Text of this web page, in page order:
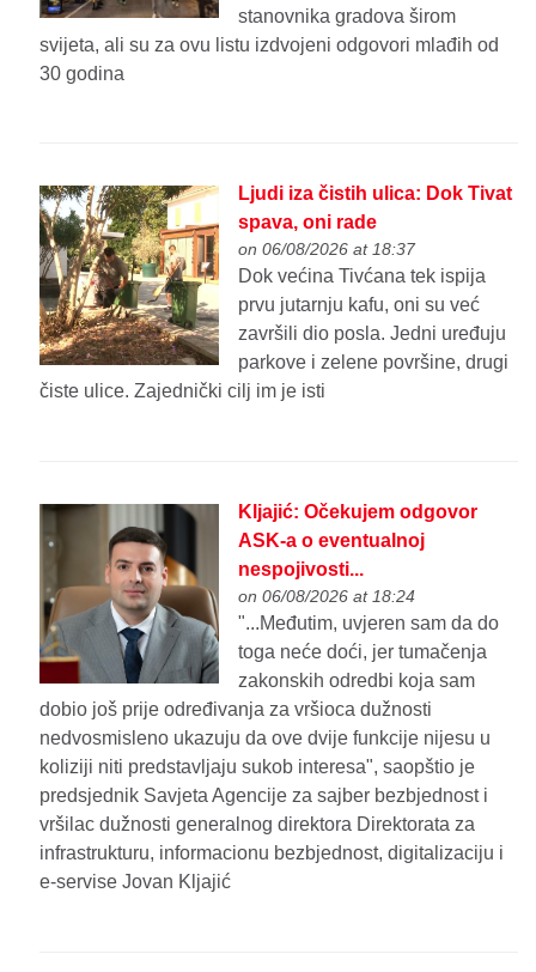
stanovnika gradova širom
svijeta, ali su za ovu listu izdvojeni odgovori mlađih od
30 godina
Ljudi iza čistih ulica: Dok Tivat
spava, oni rade
on 06/08/2026 at 18:37
Dok većina Tivćana tek ispija
prvu jutarnju kafu, oni su već
završili dio posla. Jedni uređuju
parkove i zelene površine, drugi
čiste ulice. Zajednički cilj im je isti
Kljajić: Očekujem odgovor
ASK-a o eventualnoj
nespojivosti...
on 06/08/2026 at 18:24
"...Međutim, uvjeren sam da do
toga neće doći, jer tumačenja
zakonskih odredbi koja sam
dobio još prije određivanja za vršioca dužnosti
nedvosmisleno ukazuju da ove dvije funkcije nijesu u
koliziji niti predstavljaju sukob interesa", saopštio je
predsjednik Savjeta Agencije za sajber bezbjednost i
vršilac dužnosti generalnog direktora Direktorata za
infrastrukturu, informacionu bezbjednost, digitalizaciju i
e-servise Jovan Kljajić